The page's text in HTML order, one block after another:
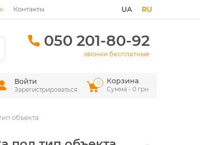
Контакты RU
UA
050 201-80-92
звонки бесплатные
Войти
Зарегистрироваться
Корзина
Сумма - 0 грн
0
объекта